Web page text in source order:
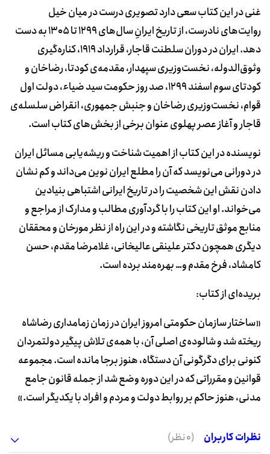
غنی در این کتاب سعی دارد تصویری درست در میان خیل
روایت‌های نادرست، از تاریخ ایرانِ سال‌های 1299 تا 1305 به دست
دهد. ایران در دوران سلطنت قاجار، قرارداد 1919، کناره‌گیری
وثوق‌الدوله، نخست‌وزیری سپهدار، مقدمه‌ی کودتا، رضاخان و
کودتای سوم اسفند 1299، صد روز حکومت سید ضیاء، دولت اول
قوام، نخست‌وزیری رضاخان و جنبش جمهوری، انقراض سلسله‌ی
قاجار و آغاز عصر پهلوی عنوان برخی از بخش‌های کتاب است.
نویسنده در این کتاب از اهمیت شناخت و ریشه‌یابی مسائل ایران
در دورانی می‌نویسد که آن را مطلع ایران نوین می‌داند و کم نشان
دادن نقش این شخصیت را در تاریخ ایرانی اشتباهی بنیادین
می‌خواند. او این کتاب را با گردآوری مطالب و مدارک از مراجع و
منابع موثق تاریخی نگاشته و در این راه از نظر مورخان و محققان
دیگری همچون دکتر علینقی عالیخانی، غلامرضا مقدم، حسن
کامشاد، فرخ مقدم و… بهره‌مند برده است.
بریده‌ای از کتاب:
«ساختار سازمان حکومتی امروز ایران در زمان زمامداری رضاشاه
ریخته شد و شالوده‌ی اصلی آن، با همه‌ی تلاش پیگیر دولتمردان
کنونی برای دگرگونی آن دستگاه، هنوز برجا مانده است. مجموعه
قوانین و مقرراتی که در این دوره وضع شد از جمله قانون جامع
مدنی، هنوز حاکم بر روابط دولت و مردم و افراد با یکدیگر است.»
نظرات کاربران (0 نظر)